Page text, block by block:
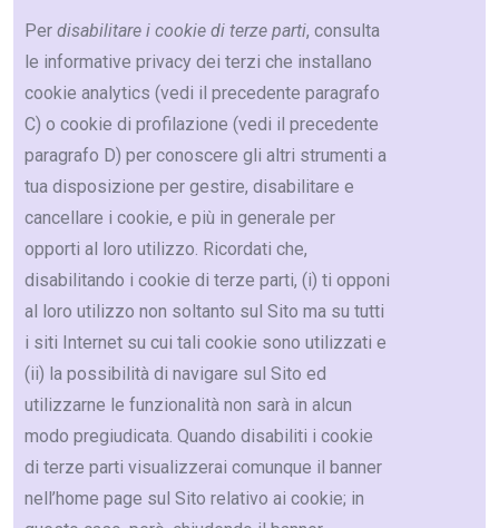
Per disabilitare i cookie di terze parti, consulta
le informative privacy dei terzi che installano
cookie analytics (vedi il precedente paragrafo
C) o cookie di profilazione (vedi il precedente
paragrafo D) per conoscere gli altri strumenti a
tua disposizione per gestire, disabilitare e
cancellare i cookie, e più in generale per
opporti al loro utilizzo. Ricordati che,
disabilitando i cookie di terze parti, (i) ti opponi
al loro utilizzo non soltanto sul Sito ma su tutti
i siti Internet su cui tali cookie sono utilizzati e
(ii) la possibilità di navigare sul Sito ed
utilizzarne le funzionalità non sarà in alcun
modo pregiudicata. Quando disabiliti i cookie
di terze parti visualizzerai comunque il banner
nell’home page sul Sito relativo ai cookie; in